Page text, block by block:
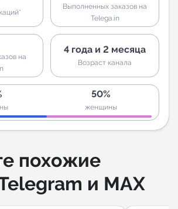
Выполненных заказов на
Telega.in
на
4 года и 2 месяца
Возраст канала
50%
женщины
похожие
и MAX